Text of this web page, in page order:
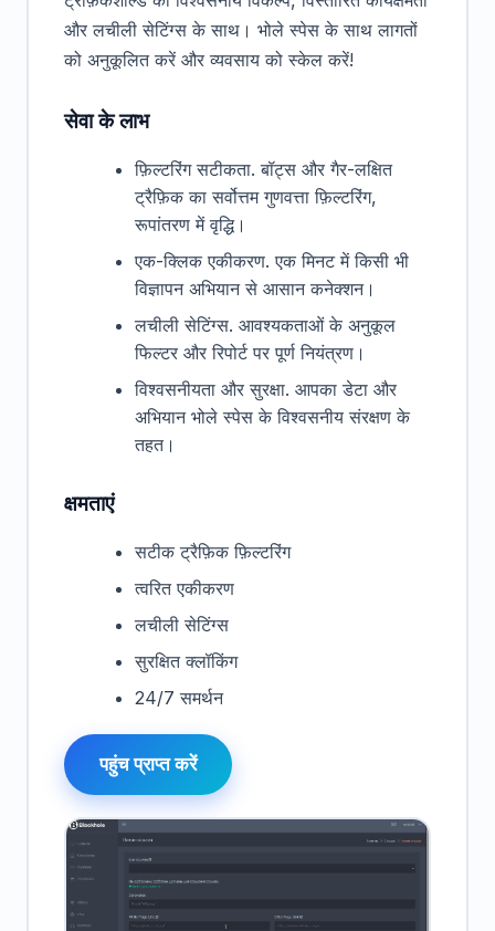
और लचीली सेटिंग्स के साथ। भोले स्पेस के साथ लागतों
को अनुकूलित करें और व्यवसाय को स्केल करें!
सेवा के लाभ
फ़िल्टरिंग सटीकता. बॉट्स और गैर-लक्षित
ट्रैफ़िक का सर्वोत्तम गुणवत्ता फ़िल्टरिंग,
रूपांतरण में वृद्धि।
एक-क्लिक एकीकरण. एक मिनट में किसी भी
विज्ञापन अभियान से आसान कनेक्शन।
लचीली सेटिंग्स. आवश्यकताओं के अनुकूल
फिल्टर और रिपोर्ट पर पूर्ण नियंत्रण।
विश्वसनीयता और सुरक्षा. आपका डेटा और
अभियान भोले स्पेस के विश्वसनीय संरक्षण के
तहत।
क्षमताएं
सटीक ट्रैफ़िक फ़िल्टरिंग
त्वरित एकीकरण
लचीली सेटिंग्स
सुरक्षित क्लॉकिंग
24/7 समर्थन
पहुंच प्राप्त करें